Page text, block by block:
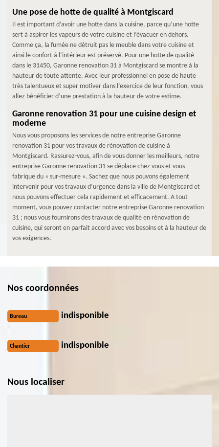
Une pose de hotte de qualité à Montgiscard
Il est important d’avoir une hotte dans la cuisine, parce qu’une hotte
sert à aspirer les vapeurs de votre cuisine et l’évacuer en dehors.
Comme ça, la fumée ne détruit pas le meuble dans votre cuisine et
ainsi le confort à l’intérieur est préservé. Pour une hotte de qualité
dans le 31450, Garonne renovation 31 à Montgiscard se montre à la
hauteur de toute attente. Avec leur professionnel en pose de haute
très talentueux et super motiver dans l’exercice de leur fonction, vous
allez bénéficier d’une prestation à la hauteur de votre estime.
Garonne renovation 31 pour une cuisine design et
moderne
Nous vous proposons les services de notre entreprise Garonne
renovation 31 pour vos travaux de rénovation de cuisine à
Montgiscard. Rassurez-vous, afin de vous donner les meilleurs, notre
entreprise Garonne renovation 31 se déplace chez vous et vous
fabrique du « sur-mesure ». Sachez que nous pouvons également
intervenir pour vos travaux d’urgence dans la ville de Montgiscard et
nous pouvons effectuer cela rapidement et efficacement. A tout
moment, vous pouvez contacter notre entreprise Garonne renovation
31 ; nous vous fournirons des travaux de qualité en rénovation de
cuisine, qui seront en parfait accord avec vos besoins et à la hauteur de
vos exigences.
Nos coordonnées
Bureau indisponible
Chantier indisponible
Nous localiser